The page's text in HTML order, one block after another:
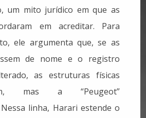
um mito jurídico em que as
em acreditar. Para
ele argumenta que, se as
de nome e o registro
as estruturas físicas
mas a “Peugeot”
linha, Harari estende o